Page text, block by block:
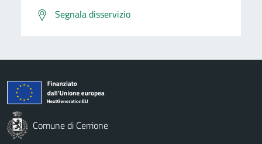
Segnala disservizio
Comune di Cerrione